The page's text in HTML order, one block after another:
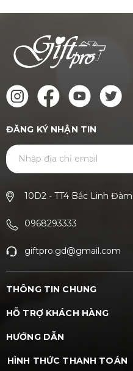
ĐĂNG KÝ NHẬN TIN
10D2 - TT4 Bắc Linh
0968293333
giftpro.gd@gmail.com
THÔNG TIN CHUNG
HỖ TRỢ KHÁCH HÀNG
HƯỚNG DẪN
HÌNH THỨC THANH TOÁN